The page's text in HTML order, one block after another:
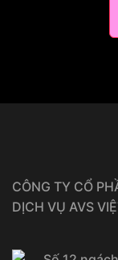
CÔNG TY CỔ
DỊCH VỤ AVS